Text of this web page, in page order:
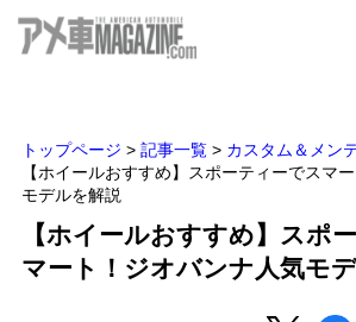
トップページ > 記事一覧 > カスタム＆メン
【ホイールおすすめ】スポーティーでスマ
モデルを解説
【ホイールおすすめ】スポ
マート！ジオバンナ人気モ